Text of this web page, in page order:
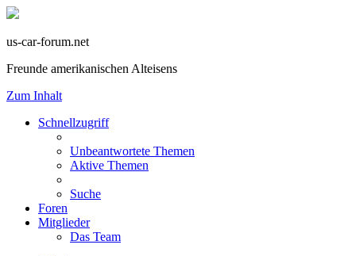
us-car-forum.net
Freunde amerikanischen Alteisens
Zum Inhalt
Schnellzugriff
Unbeantwortete Themen
Aktive Themen
Suche
Foren
Mitglieder
Das Team